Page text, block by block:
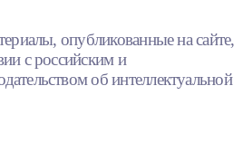
опубликованные на сайте,
с российским и
об интеллектуальной